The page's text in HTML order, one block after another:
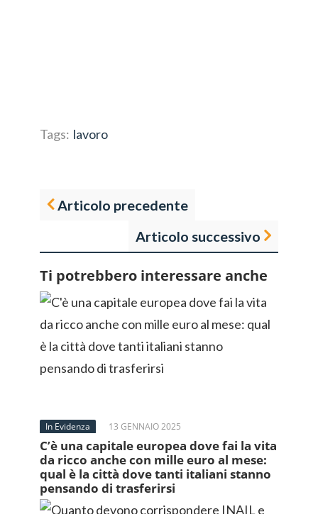
Tags: lavoro
Articolo precedente
Articolo successivo
Ti potrebbero interessare anche
In Evidenza 13 GENNAIO 2025
C’è una capitale europea dove fai la vita
da ricco anche con mille euro al mese:
qual è la città dove tanti italiani stanno
pensando di trasferirsi